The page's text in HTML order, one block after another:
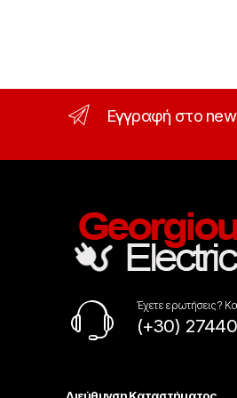
Εγγραφή στο
Έχετε ερωτήσεις ?
(+30)